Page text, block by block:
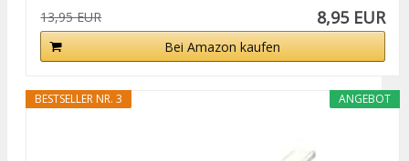
13,95 EUR 8,95 EUR
Bei Amazon kaufen
ANGEBOT
BESTSELLER NR. 3